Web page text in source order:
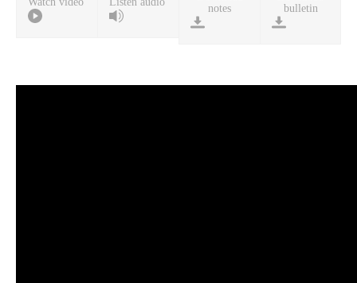
notes
bulletin